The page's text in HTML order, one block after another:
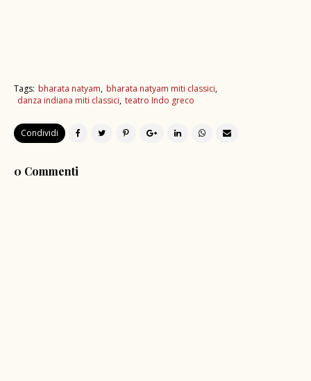
Tags: bharata natyam bharata natyam miti classici
danza indiana miti classici teatro Indo greco
Condividi
0 Commenti